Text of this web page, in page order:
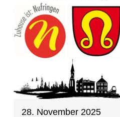
28. November 2025